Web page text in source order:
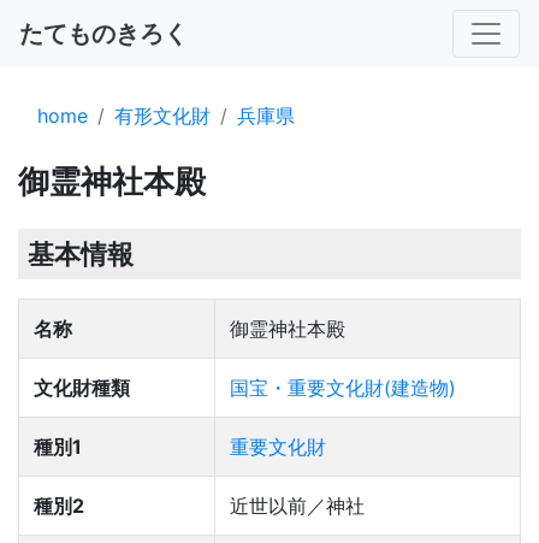
たてものきろく
home 有形文化財 兵庫県
御霊神社本殿
基本情報
名称 御霊神社本殿
文化財種類 国宝・重要文化財(建造物)
種別1 重要文化財
種別2 近世以前／神社